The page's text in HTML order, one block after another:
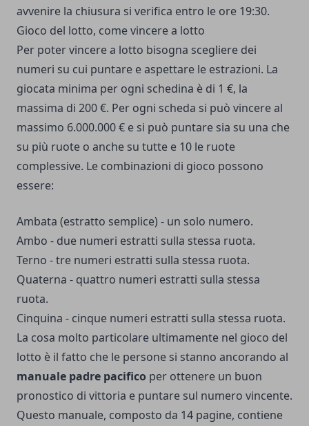
avvenire la chiusura si verifica entro le ore 19:30.
Gioco del lotto, come vincere a lotto
Per poter vincere a lotto bisogna scegliere dei
numeri su cui puntare e aspettare le estrazioni. La
giocata minima per ogni schedina è di 1 €, la
massima di 200 €. Per ogni scheda si può vincere al
massimo 6.000.000 € e si può puntare sia su una che
su più ruote o anche su tutte e 10 le ruote
complessive. Le combinazioni di gioco possono
essere:
Ambata (estratto semplice) - un solo numero.
Ambo - due numeri estratti sulla stessa ruota.
Terno - tre numeri estratti sulla stessa ruota.
Quaterna - quattro numeri estratti sulla stessa
ruota.
Cinquina - cinque numeri estratti sulla stessa ruota.
La cosa molto particolare ultimamente nel gioco del
lotto è il fatto che le persone si stanno ancorando al
manuale padre pacifico per ottenere un buon
pronostico di vittoria e puntare sul numero vincente.
Questo manuale, composto da 14 pagine, contiene